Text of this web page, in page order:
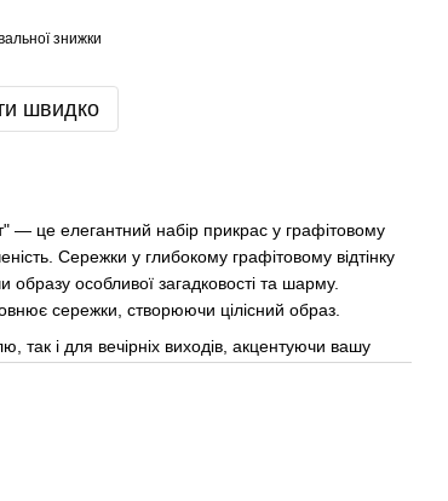
знижки
швидко
— це елегантний набір прикрас у графітовому
Сережки у глибокому графітовому відтінку
особливої загадковості та шарму.
сережки, створюючи цілісний образ.
так і для вечірніх виходів, акцентуючи вашу